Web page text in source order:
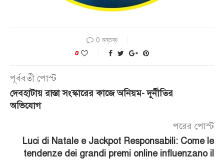
0 মন্তব্য
0
পূর্ববর্তী পোস্ট
দেবহাটায় রাস্তা সংস্কারের কাজে অনিয়ম- দূর্নীতির
অভিযোগ
পরের পোস্ট
Luci di Natale e Jackpot Responsabili: Come le
tendenze dei grandi premi online influenzano il